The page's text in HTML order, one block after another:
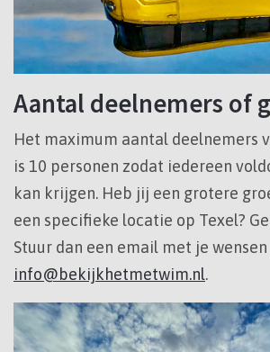
Aantal deelnemers of
Het maximum aantal deelnemers
is 10 personen zodat iedereen
kan krijgen. Heb jij een grotere
een specifieke locatie op Texel?
Stuur dan een email met je
info@bekijkhetmetwim.nl.